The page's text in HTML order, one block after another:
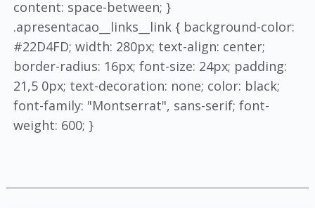
content: space-between; }
.apresentacao__links__link { background-color:
#22D4FD; width: 280px; text-align: center;
border-radius: 16px; font-size: 24px; padding:
21,5 0px; text-decoration: none; color: black;
font-family: "Montserrat", sans-serif; font-
weight: 600; }